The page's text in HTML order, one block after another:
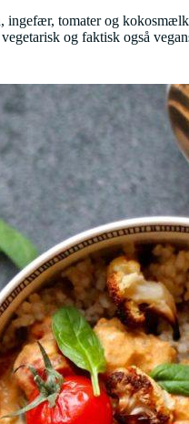
tomater og
og faktisk også